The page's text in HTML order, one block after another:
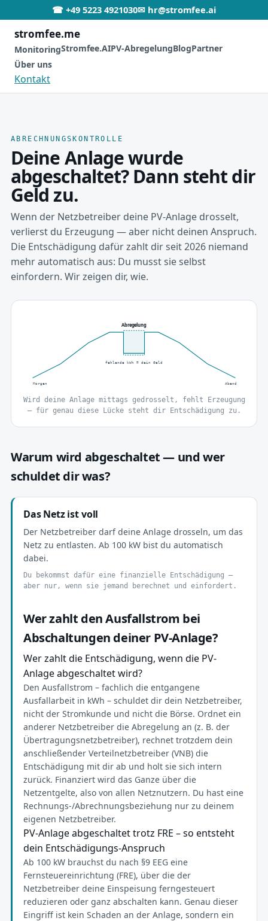
☎ +49 5223 4921030✉ hr@stromfee.ai
stromfee.me
MonitoringStromfee.AIPV-AbregelungBlogPartner
Über uns
Kontakt
ABRECHNUNGSKONTROLLE
Deine Anlage wurde
abgeschaltet? Dann steht dir
Geld zu.
Wenn der Netzbetreiber deine PV-Anlage drosselt,
verlierst du Erzeugung — aber nicht deinen Anspruch.
Die Entschädigung dafür zahlt dir seit 2026 niemand
mehr automatisch aus: Du musst sie selbst
einfordern. Wir zeigen dir, wie.
Abregelung
fehlende kWh = dein Geld
Morgen Abend
Wird deine Anlage mittags gedrosselt, fehlt Erzeugung
— für genau diese Lücke steht dir Entschädigung zu.
Warum wird abgeschaltet — und wer
schuldet dir was?
Das Netz ist voll
Der Netzbetreiber darf deine Anlage drosseln, um das
Netz zu entlasten. Ab 100 kW bist du automatisch
dabei.
Du bekommst dafür eine finanzielle Entschädigung —
aber nur, wenn sie jemand berechnet und einfordert.
Wer zahlt den Ausfallstrom bei
Abschaltungen deiner PV-Anlage?
Wer zahlt die Entschädigung, wenn die PV-
Anlage abgeschaltet wird?
Den Ausfallstrom – fachlich die entgangene
Ausfallarbeit in kWh – schuldet dir dein Netzbetreiber,
nicht der Stromkunde und nicht die Börse. Ordnet ein
anderer Netzbetreiber die Abregelung an (z. B. der
Übertragungsnetzbetreiber), rechnet trotzdem dein
anschließender Verteilnetzbetreiber (VNB) die
Entschädigung mit dir ab und holt sie sich intern
zurück. Finanziert wird das Ganze über die
Netzentgelte, also von allen Netznutzern. Du hast eine
Rechnungs-/Abrechnungsbeziehung nur zu deinem
eigenen Netzbetreiber.
PV-Anlage abgeschaltet trotz FRE – so entsteht
dein Entschädigungs-Anspruch
Ab 100 kW brauchst du nach §9 EEG eine
Fernsteuereinrichtung (FRE), über die der
Netzbetreiber deine Einspeisung ferngesteuert
reduzieren oder ganz abschalten kann. Genau dieser
Eingriff ist kein Schaden an der Anlage, sondern ein